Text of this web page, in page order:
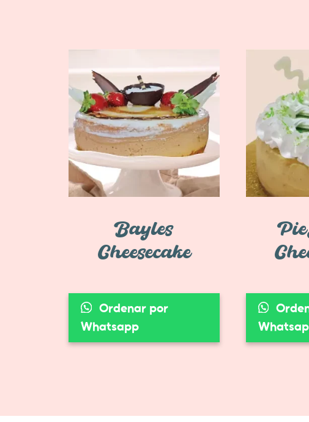
Bayles
Cheesecake
Ordenar por
Whatsapp